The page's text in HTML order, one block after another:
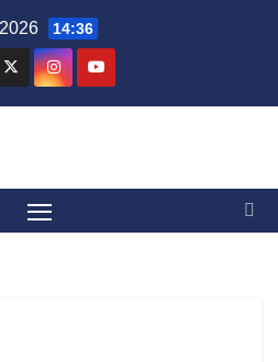
14:36